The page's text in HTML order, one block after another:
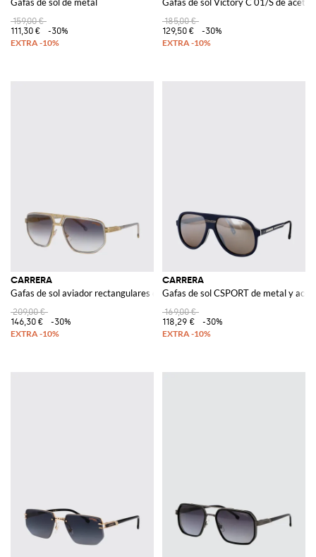
159,00 €
111,30 €
-30%
185,00 €
129,50 €
-30%
CARRERA
Gafas de sol aviador rectangulares de metal con doble puente
209,00 €
146,30 €
-30%
CARRERA
Gafas de sol CSPORT de metal y
169,00 €
118,29 €
-30%